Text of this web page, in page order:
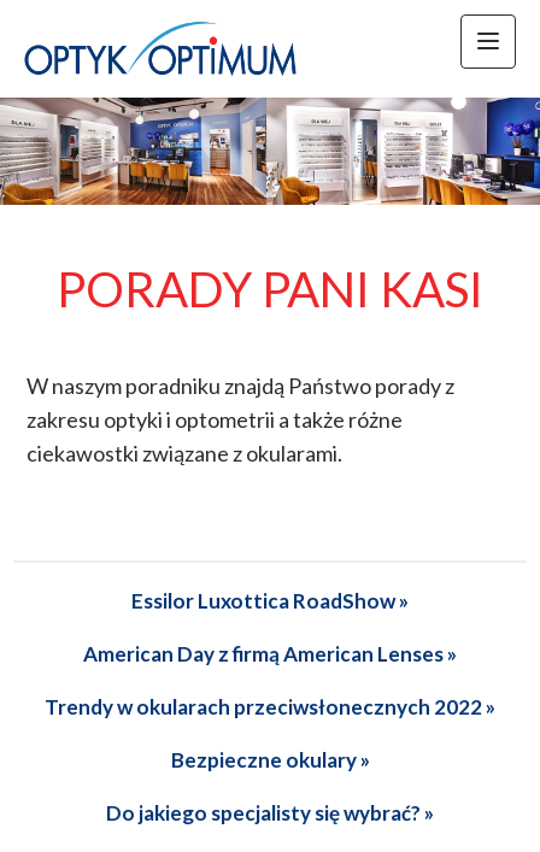
HOME
OFERTA
AKTUALNOŚCI
PORADY PANI KASI
OKULISTYKA
FACEBOOK
PORADY PANI KASI
W naszym poradniku znajdą Państwo porady z
zakresu optyki i optometrii a także różne
ciekawostki związane z okularami.
Essilor Luxottica RoadShow »
American Day z firmą American Lenses »
Trendy w okularach przeciwsłonecznych 2022 »
Bezpieczne okulary »
Do jakiego specjalisty się wybrać? »